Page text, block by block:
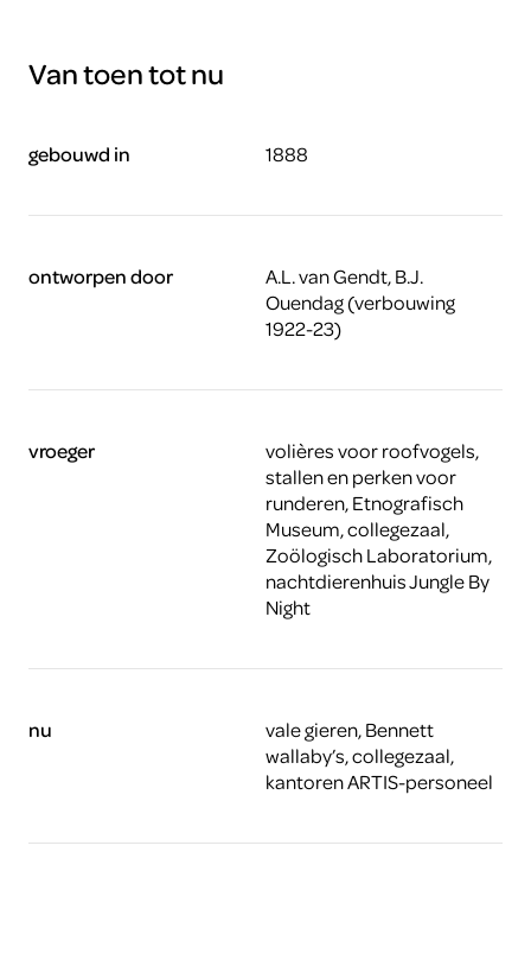
Van toen tot nu
gebouwd in 1888
ontworpen door
A.L. van Gendt, B.J.
Ouendag (verbouwing
1922-23)
vroeger
volières voor roofvogels,
stallen en perken voor
runderen, Etnografisch
Museum, collegezaal,
Zoölogisch Laboratorium,
nachtdierenhuis Jungle By
Night
nu
vale gieren, Bennett
wallaby’s, collegezaal,
kantoren ARTIS-personeel